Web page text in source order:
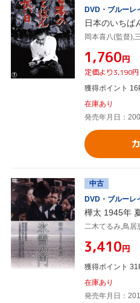
DVD・ブルーレ
日本のいちば
岡本喜八(監督),
¥1,760円
定価より3,190
獲得ポイント
在庫あり
発売年月日：
中古
DVD・ブルーレ
樺太 1945年
¥3,410円
獲得ポイント
在庫あり
発売年月日：